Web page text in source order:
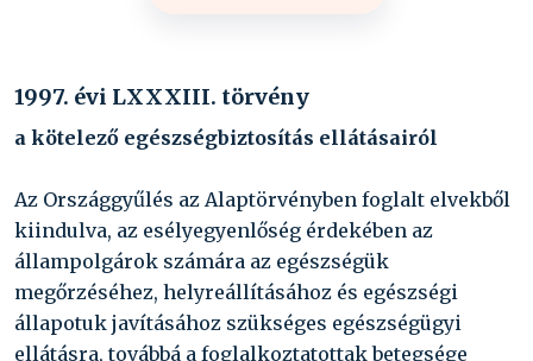
1997. évi LXXXIII. törvény
a kötelező egészségbiztosítás ellátásairól
Az Országgyűlés az Alaptörvényben foglalt elvekből
kiindulva, az esélyegyenlőség érdekében az
állampolgárok számára az egészségük
megőrzéséhez, helyreállításához és egészségi
állapotuk javításához szükséges egészségügyi
ellátásra, továbbá a foglalkoztatottak betegsége